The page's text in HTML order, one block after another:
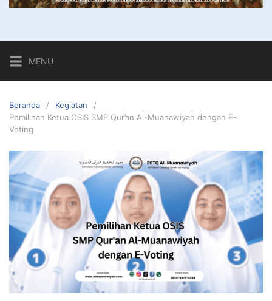
MENU
Beranda
Kegiatan
Pemilihan Ketua OSIS SMP Qur’an Al-Muanawiyah dengan E-
Voting